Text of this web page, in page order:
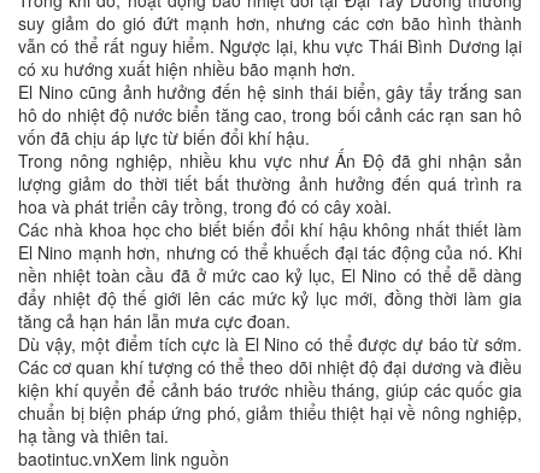
suy giảm do gió đứt mạnh hơn, nhưng các cơn bão hình thành
vẫn có thể rất nguy hiểm. Ngược lại, khu vực Thái Bình Dương lại
có xu hướng xuất hiện nhiều bão mạnh hơn.
El Nino cũng ảnh hưởng đến hệ sinh thái biển, gây tẩy trắng san
hô do nhiệt độ nước biển tăng cao, trong bối cảnh các rạn san hô
vốn đã chịu áp lực từ biến đổi khí hậu.
Trong nông nghiệp, nhiều khu vực như Ấn Độ đã ghi nhận sản
lượng giảm do thời tiết bất thường ảnh hưởng đến quá trình ra
hoa và phát triển cây trồng, trong đó có cây xoài.
Các nhà khoa học cho biết biến đổi khí hậu không nhất thiết làm
El Nino mạnh hơn, nhưng có thể khuếch đại tác động của nó. Khi
nền nhiệt toàn cầu đã ở mức cao kỷ lục, El Nino có thể dễ dàng
đẩy nhiệt độ thế giới lên các mức kỷ lục mới, đồng thời làm gia
tăng cả hạn hán lẫn mưa cực đoan.
Dù vậy, một điểm tích cực là El Nino có thể được dự báo từ sớm.
Các cơ quan khí tượng có thể theo dõi nhiệt độ đại dương và điều
kiện khí quyển để cảnh báo trước nhiều tháng, giúp các quốc gia
chuẩn bị biện pháp ứng phó, giảm thiểu thiệt hại về nông nghiệp,
hạ tầng và thiên tai.
baotintuc.vnXem link nguồn